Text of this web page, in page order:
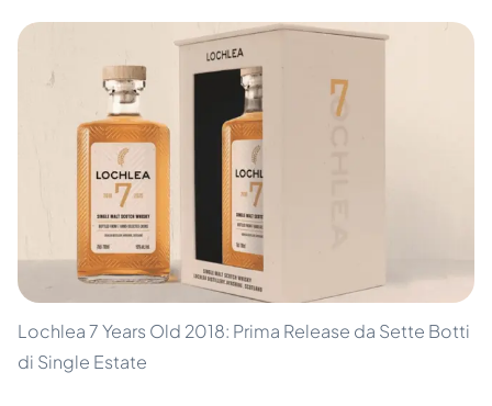
Lochlea 7 Years Old 2018: Prima Release da Sette Botti
di Single Estate